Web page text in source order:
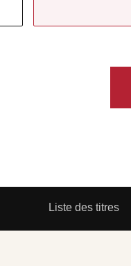
Liste des titres